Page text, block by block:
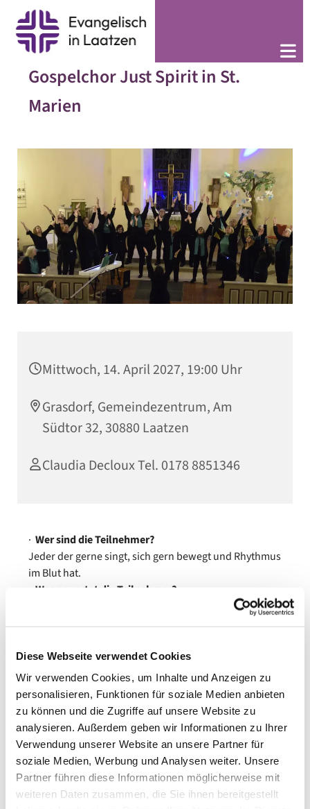
Diese Webseite verwendet Cookies
Wir verwenden Cookies, um Inhalte und Anzeigen zu
personalisieren, Funktionen für soziale Medien anbieten
zu können und die Zugriffe auf unsere Website zu
analysieren. Außerdem geben wir Informationen zu Ihrer
Verwendung unserer Website an unsere Partner für
soziale Medien, Werbung und Analysen weiter. Unsere
Partner führen diese Informationen möglicherweise mit
weiteren Daten zusammen, die Sie ihnen bereitgestellt
Gospelchor Just Spirit in St.
Marien
Mittwoch, 14. April 2027, 19:00 Uhr
Grasdorf, Gemeindezentrum, Am
Südtor 32, 30880 Laatzen
Claudia Decloux Tel. 0178 8851346
· Wer sind die Teilnehmer?
Jeder der gerne singt, sich gern bewegt und Rhythmus
im Blut hat.
Was erwartet die Teilnehmer?
Nette und vielschichtige Menschen und Musik.
·Warum sollten neue Teilnehmer in den Kreis
Singen macht einfach Spaß und wir haben, neben
harter Arbeit viel Spaß.